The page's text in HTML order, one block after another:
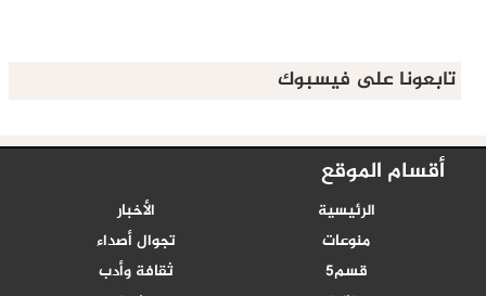
تابعونا على فيسبوك
أقسام الموقع
الرئيسية
الأخبار
منوعات
تجوال أصداء
قسم5
ثقافة وأدب